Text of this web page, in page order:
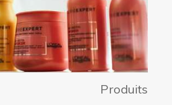
Produits